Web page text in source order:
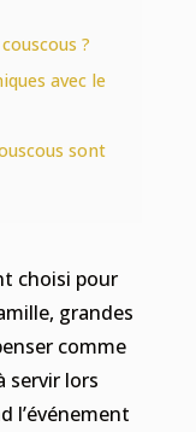
?
avec le
sont
choisi pour
grandes
comme
servir lors
l’événement